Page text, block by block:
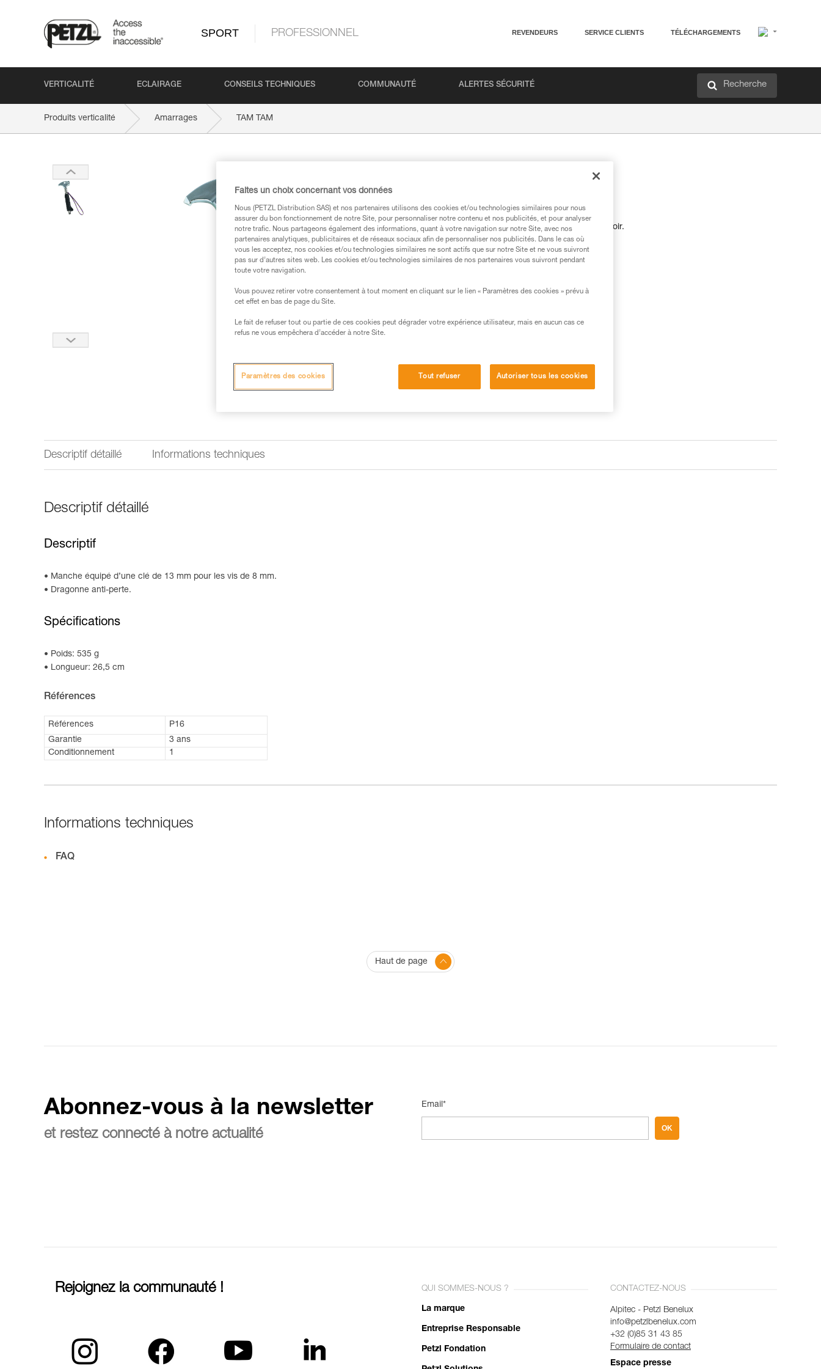
SPORT PROFESSIONNEL REVENDEURS SERVICE CLIENTS TÉLÉCHARGEMENTS
VERTICALITÉ ECLAIRAGE CONSEILS TECHNIQUES COMMUNAUTÉ ALERTES SÉCURITÉ Recherche
Produits verticalité Amarrages TAM TAM
Marteau de spéléologie
Pour la pose manuelle d’amarrages au tamponnoir.
Trouvez un revendeur
Descriptif détaillé Informations techniques
Descriptif détaillé
Descriptif
Manche équipé d’une clé de 13 mm pour les vis de 8 mm.
Dragonne anti-perte.
Spécifications
Poids: 535 g
Longueur: 26,5 cm
Références
Références
P16
Garantie
3 ans
Conditionnement
1
Informations techniques
FAQ
Haut de page
Abonnez-vous à la newsletter
et restez connecté à notre actualité
Email*
OK
Rejoignez la communauté ! QUI SOMMES-NOUS ?
La marque
Entreprise Responsable
Petzl Fondation
CONTACTEZ-NOUS
Alpitec - Petzl Benelux
info@petzlbenelux.com
+32 (0)85 31 43 85
Formulaire de contact
Espace presse
Faites un choix concernant vos données
Nous (PETZL Distribution SAS) et nos partenaires utilisons des cookies et/ou technologies similaires pour nous
assurer du bon fonctionnement de notre Site, pour personnaliser notre contenu et nos publicités, et pour analyser
notre trafic. Nous partageons également des informations, quant à votre navigation sur notre Site, avec nos
partenaires analytiques, publicitaires et de réseaux sociaux afin de personnaliser nos publicités. Dans le cas où
vous les acceptez, nos cookies et/ou technologies similaires ne sont actifs que sur notre Site et ne vous suivront
pas sur d’autres sites web. Les cookies et/ou technologies similaires de nos partenaires vous suivront pendant
toute votre navigation.
Vous pouvez retirer votre consentement à tout moment en cliquant sur le lien « Paramètres des cookies » prévu à
cet effet en bas de page du Site.
Le fait de refuser tout ou partie de ces cookies peut dégrader votre expérience utilisateur, mais en aucun cas ce
refus ne vous empêchera d’accéder à notre Site.
Tout refuser Autoriser tous les cookies
Paramètres des cookies